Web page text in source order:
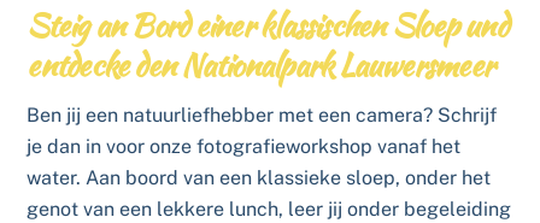
Steig an Bord einer klassischen Sloep und
entdecke den Nationalpark Lauwersmeer
Ben jij een natuurliefhebber met een camera? Schrijf
je dan in voor onze fotografieworkshop vanaf het
water. Aan boord van een klassieke sloep, onder het
genot van een lekkere lunch, leer jij onder begeleiding